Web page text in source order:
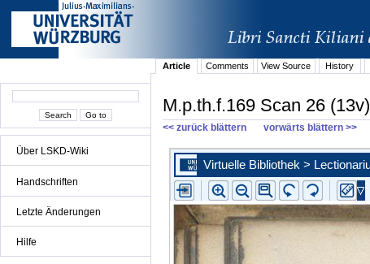
Über LSKD-Wiki
Handschriften
Letzte Änderungen
Hilfe
Article
Comments View Source History
M.p.th.f.169 Scan 26 (13v)
<< zurück blättern vorwärts blättern >>